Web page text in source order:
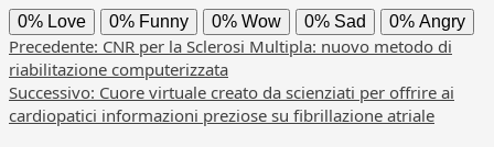
0% Love 0% Funny 0% Wow 0% Sad 0% Angry
Navigazione
articolo
Precedente: CNR per la Sclerosi Multipla: nuovo metodo di
riabilitazione computerizzata
Successivo: Cuore virtuale creato da scienziati per offrire ai
cardiopatici informazioni preziose su fibrillazione atriale